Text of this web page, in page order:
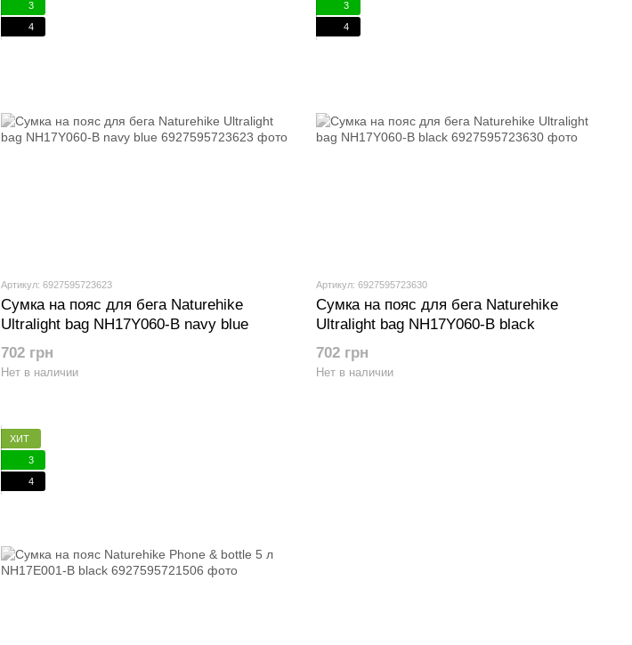
3
4
Артикул: 6927595723623
Сумка на пояс для бега Naturehike
Ultralight bag NH17Y060-B navy blue
702 грн
Нет в наличии
3
4
Артикул: 6927595723630
Сумка на пояс для бега Naturehike
Ultralight bag NH17Y060-B black
702 грн
Нет в наличии
ХИТ
3
4